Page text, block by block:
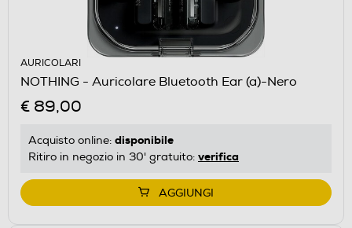
AURICOLARI
NOTHING - Auricolare Bluetooth Ear (a)-Nero
€ 89,00
Acquisto online: disponibile
Ritiro in negozio in 30' gratuito: verifica
AGGIUNGI